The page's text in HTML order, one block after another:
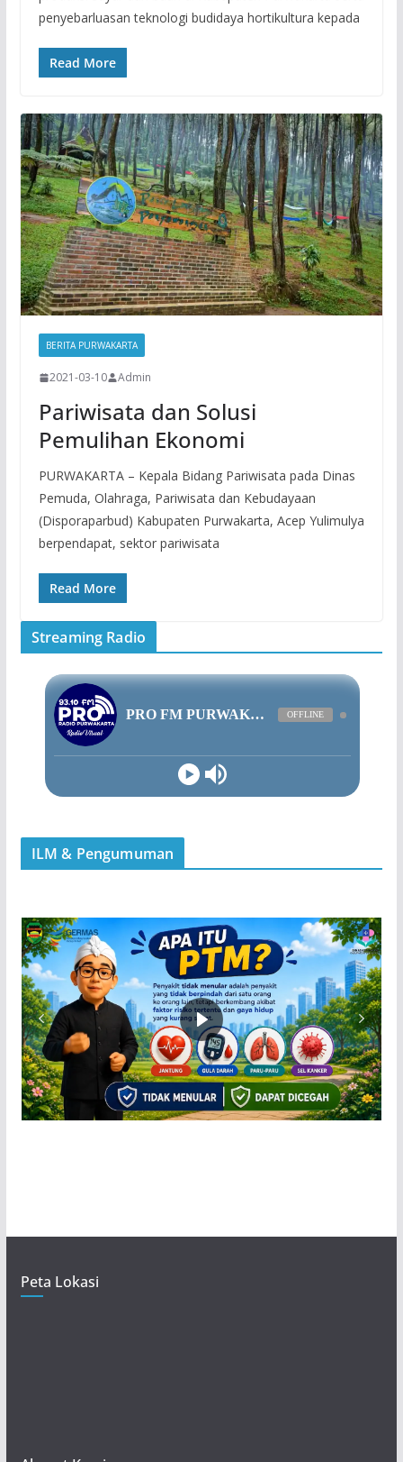
penyebarluasan teknologi budidaya hortikultura kepada
Read More
BERITA PURWAKARTA
2021-03-10 Admin
Pariwisata dan Solusi
Pemulihan Ekonomi
PURWAKARTA – Kepala Bidang Pariwisata pada Dinas
Pemuda, Olahraga, Pariwisata dan Kebudayaan
(Disporaparbud) Kabupaten Purwakarta, Acep Yulimulya
berpendapat, sektor pariwisata
Read More
Streaming Radio
ILM & Pengumuman
Peta Lokasi